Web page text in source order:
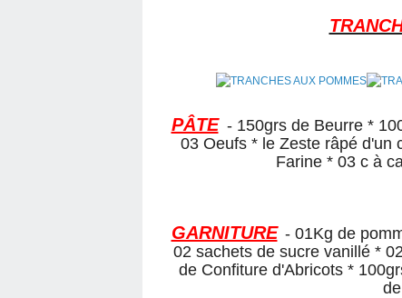
PÂTE - 150grs de Beurre *
03 Oeufs * le Zeste râpé d'un
Farine * 03 c à
GARNITURE - 01Kg de
02 sachets de sucre vanillé *
de Confiture d'Abricots *